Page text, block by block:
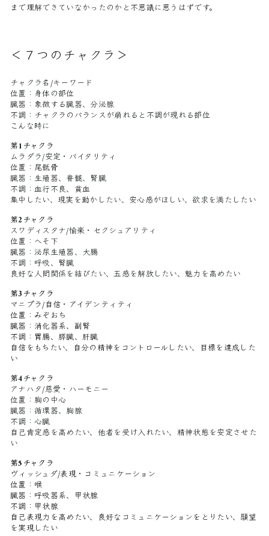
まで理解できていなかったのかと不思議に思うはずです。
＜７つのチャクラ＞
チャクラ名/キーワード
位置：身体の部位
臓器：象徴する臓器、分泌腺
不調：チャクラのバランスが崩れると不調が現れる部位
こんな時に
第1チャクラ
ムラダラ/安定・バイタリティ
位置：尾骶骨
臓器：生殖器、脊髄、腎臓
不調：血行不良、貧血
集中したい、現実を動かしたい、安心感がほしい、欲求を満たしたい
第2チャクラ
スワディスタナ/愉楽・セクシュアリティ
位置：へそ下
臓器：泌尿生殖器、大腸
不調：呼吸、腎臓
良好な人間関係を結びたい、五感を解放したい、魅力を高めたい
第3チャクラ
マニプラ/自信・アイデンティティ
位置：みぞおち
臓器：消化器系、副腎
不調：胃腸、膵臓、肝臓
自信をもちたい、自分の精神をコントロールしたい、目標を達成した
い
第4チャクラ
アナハタ/慈愛・ハーモニー
位置：胸の中心
臓器：循環器、胸腺
不調：心臓
自己肯定感を高めたい、他者を受け入れたい、精神状態を安定させた
い
第5チャクラ
ヴィッシュダ/表現・コミュニケーション
位置：喉
臓器：呼吸器系、甲状腺
不調：甲状腺
自己表現力を高めたい、良好なコミュニケーションをとりたい、願望
を実現したい